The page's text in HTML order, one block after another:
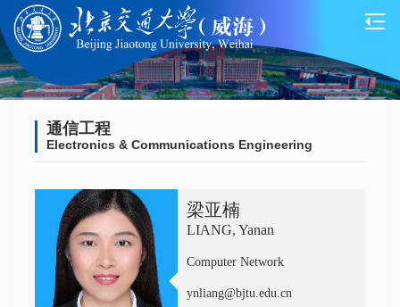
通信工程
Electronics & Communications Engineering
梁亚楠
LIANG, Yanan
Computer Network
ynliang@bjtu.edu.cn